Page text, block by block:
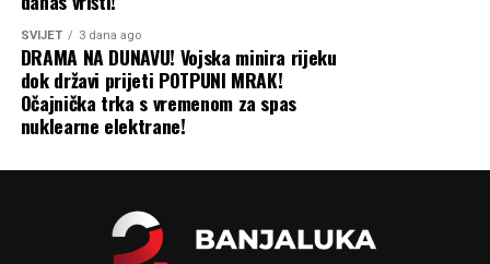
SVIJET 3 dana ago
DRAMA NA DUNAVU! Vojska minira rijeku
dok državi prijeti POTPUNI MRAK!
Očajnička trka s vremenom za spas
nuklearne elektrane!